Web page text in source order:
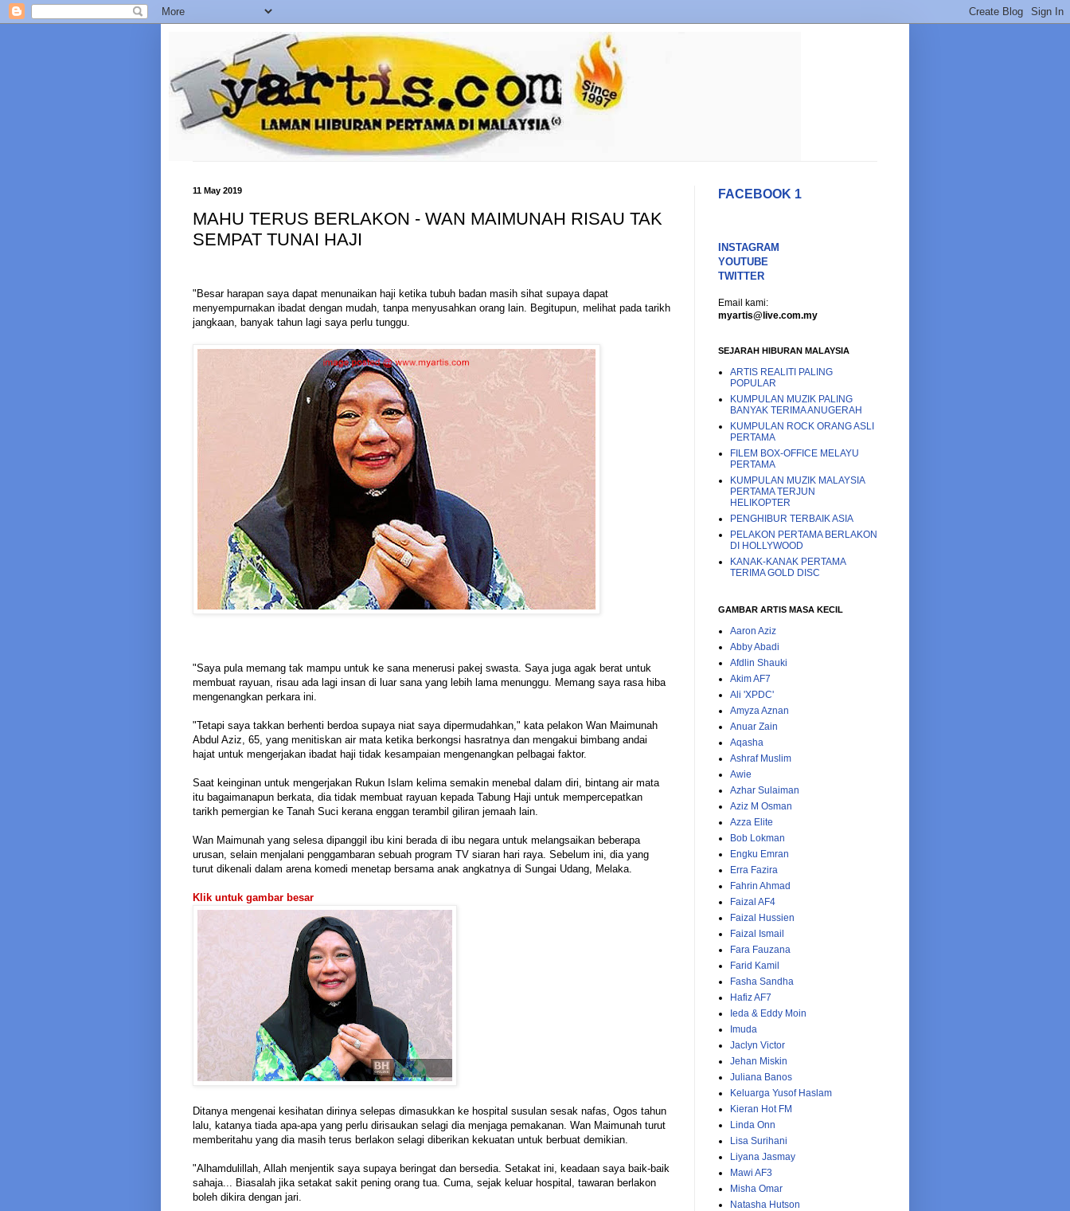
11 May 2019
MAHU TERUS BERLAKON - WAN MAIMUNAH RISAU TAK
SEMPAT TUNAI HAJI
"Besar harapan saya dapat menunaikan haji ketika tubuh badan masih sihat supaya dapat
menyempurnakan ibadat dengan mudah, tanpa menyusahkan orang lain. Begitupun, melihat pada tarikh
jangkaan, banyak tahun lagi saya perlu tunggu.
"Saya pula memang tak mampu untuk ke sana menerusi pakej swasta. Saya juga agak berat untuk
membuat rayuan, risau ada lagi insan di luar sana yang lebih lama menunggu. Memang saya rasa hiba
mengenangkan perkara ini.
"Tetapi saya takkan berhenti berdoa supaya niat saya dipermudahkan," kata pelakon Wan Maimunah
Abdul Aziz, 65, yang menitiskan air mata ketika berkongsi hasratnya dan mengakui bimbang andai
hajat untuk mengerjakan ibadat haji tidak kesampaian mengenangkan pelbagai faktor.
Saat keinginan untuk mengerjakan Rukun Islam kelima semakin menebal dalam diri, bintang air mata
itu bagaimanapun berkata, dia tidak membuat rayuan kepada Tabung Haji untuk mempercepatkan
tarikh pemergian ke Tanah Suci kerana enggan terambil giliran jemaah lain.
Wan Maimunah yang selesa dipanggil ibu kini berada di ibu negara untuk melangsaikan beberapa
urusan, selain menjalani penggambaran sebuah program TV siaran hari raya. Sebelum ini, dia yang
turut dikenali dalam arena komedi menetap bersama anak angkatnya di Sungai Udang, Melaka.
Klik untuk gambar besar
Ditanya mengenai kesihatan dirinya selepas dimasukkan ke hospital susulan sesak nafas, Ogos tahun
lalu, katanya tiada apa-apa yang perlu dirisaukan selagi dia menjaga pemakanan. Wan Maimunah turut
memberitahu yang dia masih terus berlakon selagi diberikan kekuatan untuk berbuat demikian.
"Alhamdulillah, Allah menjentik saya supaya beringat dan bersedia. Setakat ini, keadaan saya baik-baik
sahaja... Biasalah jika setakat sakit pening orang tua. Cuma, sejak keluar hospital, tawaran berlakon
boleh dikira dengan jari.
FACEBOOK 1
INSTAGRAM
YOUTUBE
TWITTER
Email kami:
myartis@live.com.my
SEJARAH HIBURAN MALAYSIA
ARTIS REALITI PALING
POPULAR
KUMPULAN MUZIK PALING
BANYAK TERIMA ANUGERAH
KUMPULAN ROCK ORANG ASLI
PERTAMA
FILEM BOX-OFFICE MELAYU
PERTAMA
KUMPULAN MUZIK MALAYSIA
PERTAMA TERJUN
HELIKOPTER
PENGHIBUR TERBAIK ASIA
PELAKON PERTAMA BERLAKON
DI HOLLYWOOD
KANAK-KANAK PERTAMA
TERIMA GOLD DISC
GAMBAR ARTIS MASA KECIL
Aaron Aziz
Abby Abadi
Afdlin Shauki
Akim AF7
Ali 'XPDC'
Amyza Aznan
Anuar Zain
Aqasha
Ashraf Muslim
Awie
Azhar Sulaiman
Aziz M Osman
Azza Elite
Bob Lokman
Engku Emran
Erra Fazira
Fahrin Ahmad
Faizal AF4
Faizal Hussien
Faizal Ismail
Fara Fauzana
Farid Kamil
Fasha Sandha
Hafiz AF7
Ieda & Eddy Moin
Imuda
Jaclyn Victor
Jehan Miskin
Juliana Banos
Keluarga Yusof Haslam
Kieran Hot FM
Linda Onn
Lisa Surihani
Liyana Jasmay
Mawi AF3
Misha Omar
Natasha Hutson